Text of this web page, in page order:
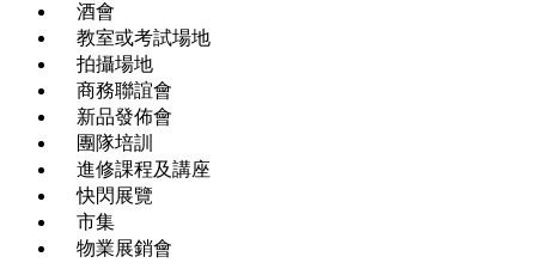
酒會
教室或考試場地
拍攝場地
商務聯誼會
新品發佈會
團隊培訓
進修課程及講座
快閃展覽
市集
物業展銷會